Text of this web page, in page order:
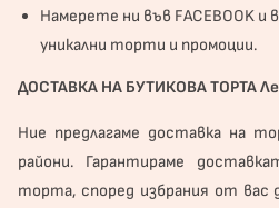
Намерете ни във FACEBOOK и
уникални торти и промоции.
ДОСТАВКА НА БУТИКОВА ТОРТА
Ние предлагаме доставка на
райони. Гарантираме
торта, според избрания от вас